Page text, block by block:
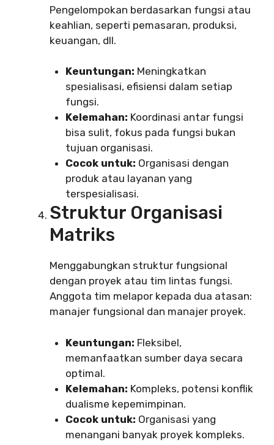
Pengelompokan berdasarkan fungsi atau
keahlian, seperti pemasaran, produksi,
keuangan, dll.
Keuntungan: Meningkatkan
spesialisasi, efisiensi dalam setiap
fungsi.
Kelemahan: Koordinasi antar fungsi
bisa sulit, fokus pada fungsi bukan
tujuan organisasi.
Cocok untuk: Organisasi dengan
produk atau layanan yang
terspesialisasi.
Struktur Organisasi
Matriks
Menggabungkan struktur fungsional
dengan proyek atau tim lintas fungsi.
Anggota tim melapor kepada dua atasan:
manajer fungsional dan manajer proyek.
Keuntungan: Fleksibel,
memanfaatkan sumber daya secara
optimal.
Kelemahan: Kompleks, potensi konflik
dualisme kepemimpinan.
Cocok untuk: Organisasi yang
menangani banyak proyek kompleks.